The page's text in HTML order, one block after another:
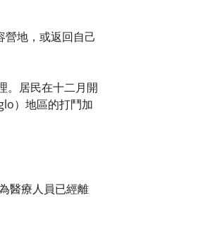
地，或返回自己
。居民在十二月開
）地區的打鬥加
醫療人員已經離